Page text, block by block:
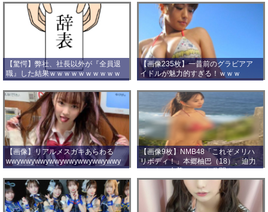
【驚愕】弊社、社長以外が『全員退
職』した結果ｗｗｗｗｗｗｗｗｗｗ
ｗｗｗ
【画像235枚】一昔前のグラビアア
イドルが魅力的すぎる！ｗｗｗ
【画像】リアルメスガキあらわる
wwywwywwywwywwywwywwywwy
wwy
【画像9枚】NMB48「これぞメリハ
リボディ！」本郷柚巴（18）、迫力
バストの水着ショット公開！